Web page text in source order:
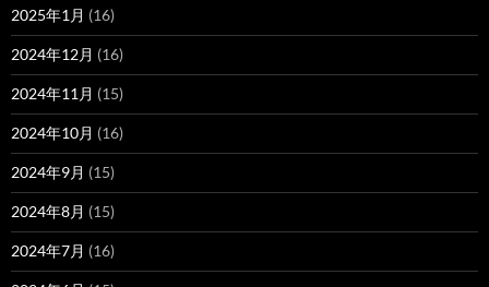
2025年1月 (16)
2024年12月 (16)
2024年11月 (15)
2024年10月 (16)
2024年9月 (15)
2024年8月 (15)
2024年7月 (16)